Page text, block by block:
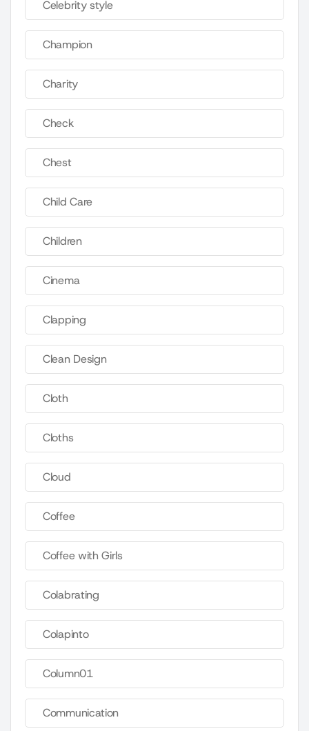
Celebrity style
Champion
Charity
Check
Chest
Child Care
Children
Cinema
Clapping
Clean Design
Cloth
Cloths
Cloud
Coffee
Coffee with Girls
Colabrating
Colapinto
Column01
Communication